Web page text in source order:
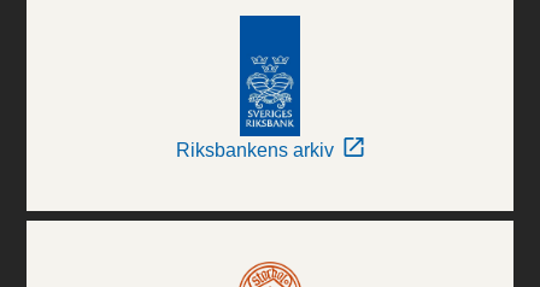
Riksbankens arkiv